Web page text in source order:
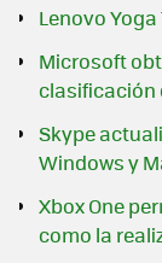
Lenovo Yoga
Microsoft
clasificación
Skype
Windows y
Xbox One
como la